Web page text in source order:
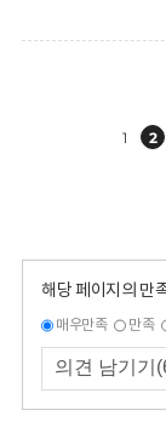
1 2
해당 페이지의 만
매우만족 만족